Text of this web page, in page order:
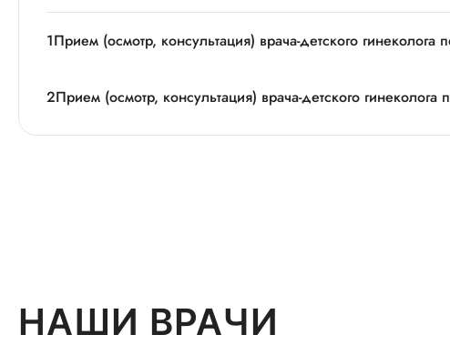
1Прием (осмотр, консультация) врача-детского гинеколога
2Прием (осмотр, консультация) врача-детского гинеколога
НАШИ ВРАЧИ